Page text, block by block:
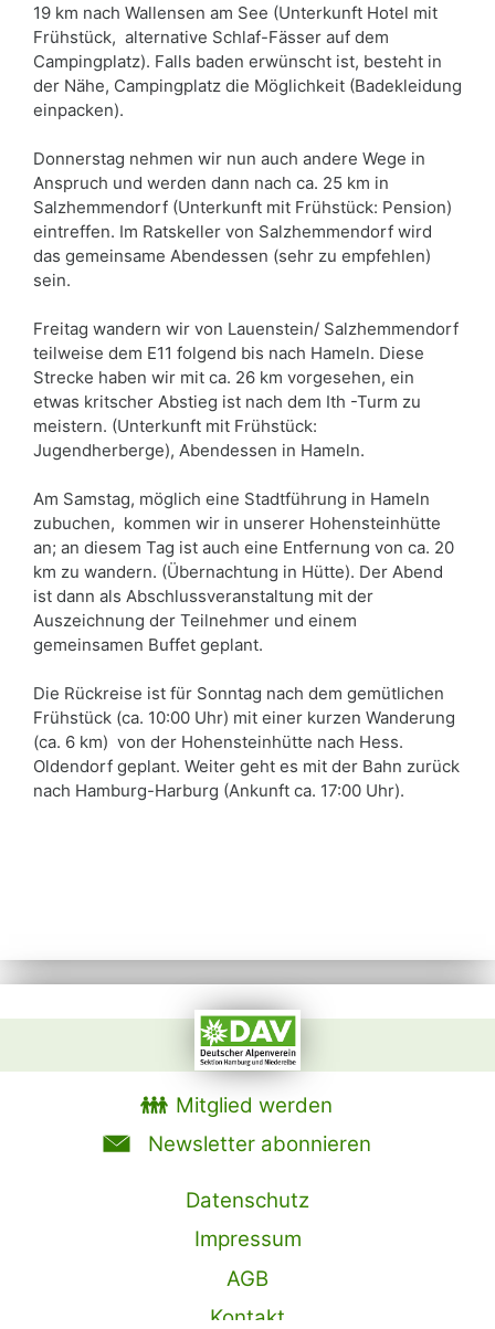
19 km nach Wallensen am See (Unterkunft Hotel mit
Frühstück, alternative Schlaf-Fässer auf dem
Campingplatz). Falls baden erwünscht ist, besteht in
der Nähe, Campingplatz die Möglichkeit (Badekleidung
einpacken).
Donnerstag nehmen wir nun auch andere Wege in
Anspruch und werden dann nach ca. 25 km in
Salzhemmendorf (Unterkunft mit Frühstück: Pension)
eintreffen. Im Ratskeller von Salzhemmendorf wird
das gemeinsame Abendessen (sehr zu empfehlen)
sein.
Freitag wandern wir von Lauenstein/ Salzhemmendorf
teilweise dem E11 folgend bis nach Hameln. Diese
Strecke haben wir mit ca. 26 km vorgesehen, ein
etwas kritscher Abstieg ist nach dem Ith -Turm zu
meistern. (Unterkunft mit Frühstück:
Jugendherberge), Abendessen in Hameln.
Am Samstag, möglich eine Stadtführung in Hameln
zubuchen, kommen wir in unserer Hohensteinhütte
an; an diesem Tag ist auch eine Entfernung von ca. 20
km zu wandern. (Übernachtung in Hütte). Der Abend
ist dann als Abschlussveranstaltung mit der
Auszeichnung der Teilnehmer und einem
gemeinsamen Buffet geplant.
Die Rückreise ist für Sonntag nach dem gemütlichen
Frühstück (ca. 10:00 Uhr) mit einer kurzen Wanderung
(ca. 6 km) von der Hohensteinhütte nach Hess.
Oldendorf geplant. Weiter geht es mit der Bahn zurück
nach Hamburg-Harburg (Ankunft ca. 17:00 Uhr).
Mitglied werden
Newsletter abonnieren
Datenschutz
Impressum
AGB
Kontakt